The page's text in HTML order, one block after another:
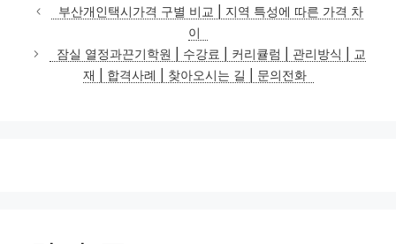
테
고
리
부산개인택시가격 구별 비교 | 지역 특성에 따른 가격 차
이
잠실 열정과끈기학원 | 수강료 | 커리큘럼 | 관리방식 | 교
재 | 합격사례 | 찾아오시는 길 | 문의전화